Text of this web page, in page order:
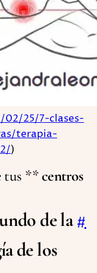
25/7-clases-
terapia-
)
tus **centros
de la#
de los